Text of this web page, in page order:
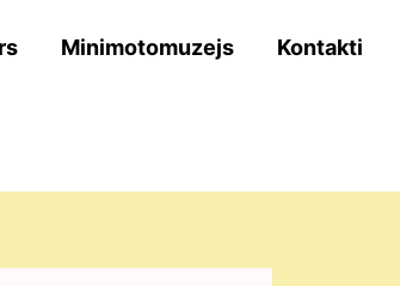
Minimotomuzejs Kontakti